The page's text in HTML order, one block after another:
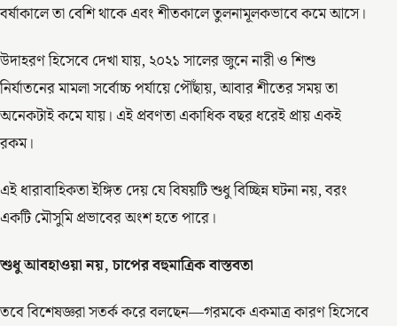
বর্ষাকালে তা বেশি থাকে এবং শীতকালে তুলনামূলকভাবে কমে আসে।
উদাহরণ হিসেবে দেখা যায়, ২০২১ সালের জুনে নারী ও শিশু
নির্যাতনের মামলা সর্বোচ্চ পর্যায়ে পৌঁছায়, আবার শীতের সময় তা
অনেকটাই কমে যায়। এই প্রবণতা একাধিক বছর ধরেই প্রায় একই
রকম।
এই ধারাবাহিকতা ইঙ্গিত দেয় যে বিষয়টি শুধু বিচ্ছিন্ন ঘটনা নয়, বরং
একটি মৌসুমি প্রভাবের অংশ হতে পারে।
শুধু আবহাওয়া নয়, চাপের বহুমাত্রিক বাস্তবতা
তবে বিশেষজ্ঞরা সতর্ক করে বলছেন—গরমকে একমাত্র কারণ হিসেবে